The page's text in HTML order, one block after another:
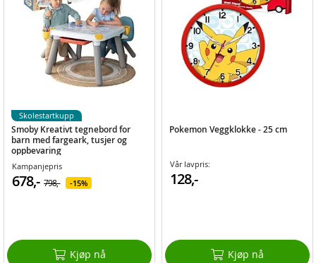
Smoby Kreativt tegnebord for
barn med fargeark, tusjer og
oppbevaring
Kampanjepris
678,- 798,- 15%
Kjøp nå
Skolestartkupp
Pokemon Veggklokke - 25 cm
Vår lavpris:
128,-
Kjøp nå